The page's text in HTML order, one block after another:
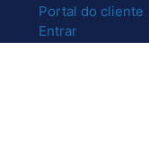
Portal do cliente
Entrar